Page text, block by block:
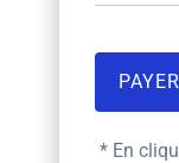
* En